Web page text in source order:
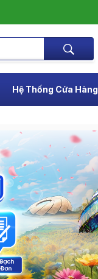
Hệ Thống Cửa Hàng